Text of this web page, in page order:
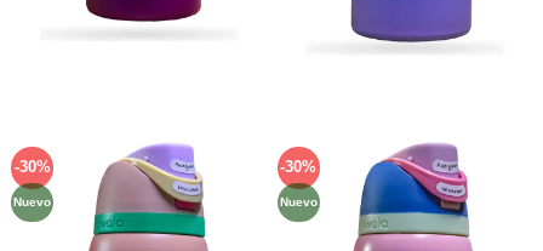
-30%
Nuevo
lista de
deseos
-30%
Nuevo
lista de
deseos